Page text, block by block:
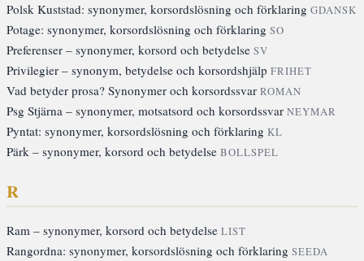
Polsk Kuststad: synonymer, korsordslösning och förklaring GDANSK
Potage: synonymer, korsordslösning och förklaring SO
Preferenser – synonymer, korsord och betydelse SV
Privilegier – synonym, betydelse och korsordshjälp FRIHET
Vad betyder prosa? Synonymer och korsordssvar ROMAN
Psg Stjärna – synonymer, motsatsord och korsordssvar NEYMAR
Pyntat: synonymer, korsordslösning och förklaring KL
Pärk – synonymer, korsord och betydelse BOLLSPEL
R
Ram – synonymer, korsord och betydelse LIST
Rangordna: synonymer, korsordslösning och förklaring SEEDA